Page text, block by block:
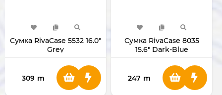
Сумка RivaCase 5532 16.0"
Grey
309 m
Сумка RivaCase 8035
15.6" Dark-Blue
247 m